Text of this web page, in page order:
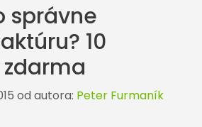
správne
10
od autora: Peter Furmaník